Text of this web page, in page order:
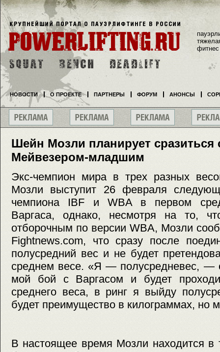
Шейн Мозли планирует
Мейвезером-младшим
Экс-чемпион мира в трех разных
Мозли выступит 26 февраля
чемпиона IBF и WBA в первом
Варгаса, однако, несмотря на то,
отборочным по версии WBA, Мозли
Fightnews.com, что сразу после
полусредний вес и не будет
среднем весе. «Я — полусредневес, —
мой бой с Варгасом и будет
среднего веса, в ринг я выйду
будет преимущество в килограммах, но
В настоящее время Мозли находится в
фитнес
НОВОСТИ О ПРОЕКТЕ ПАРТНЕРЫ ФОРУМ АНОНСЫ